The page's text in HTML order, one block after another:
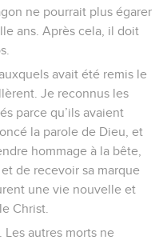
ne pourrait plus égarer
ans. Après cela, il doit
avait été remis le
Je reconnus les
parce qu’ils avaient
la parole de Dieu, et
hommage à la bête,
de recevoir sa marque
une vie nouvelle et
Christ.
Les autres morts ne